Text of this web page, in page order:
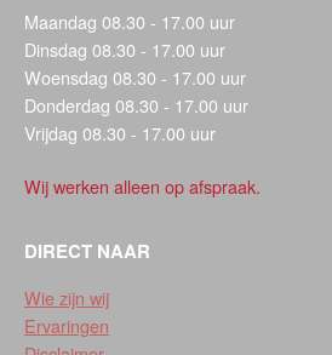
Maandag 08.30 - 17.00 uur
Dinsdag 08.30 - 17.00 uur
Woensdag 08.30 - 17.00 uur
Donderdag 08.30 - 17.00 uur
Vrijdag 08.30 - 17.00 uur
Wij werken alleen op afspraak.
DIRECT NAAR
Wie zijn wij
Ervaringen